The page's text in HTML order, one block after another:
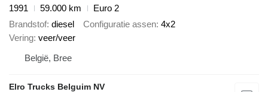
1991
59.000 km
Euro 2
Brandstof diesel Configuratie assen 4x2
Vering veer/veer
België, Bree
Elro Trucks Belguim NV